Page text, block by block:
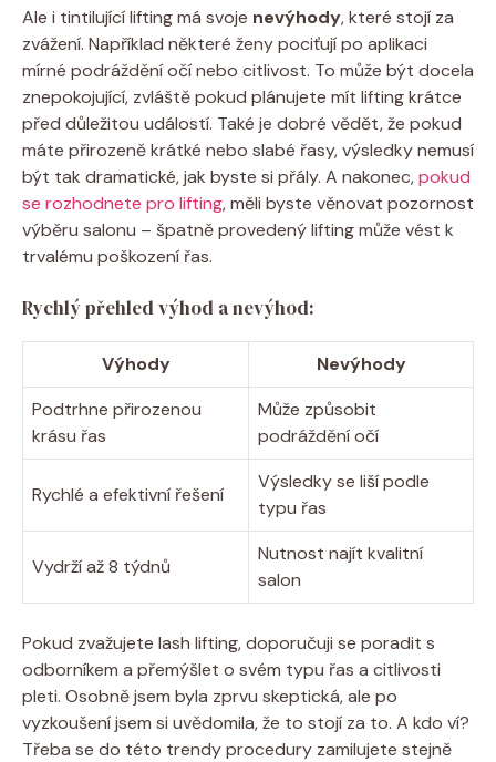
Ale i tintilující lifting má svoje nevýhody, které stojí za
zvážení. Například některé ženy pociťují po aplikaci
mírné podráždění očí nebo citlivost. To může být docela
znepokojující, zvláště pokud plánujete mít lifting krátce
před důležitou událostí. Také je dobré vědět, že pokud
máte přirozeně krátké nebo slabé řasy, výsledky nemusí
být tak dramatické, jak byste si přály. A nakonec,pokud
se rozhodnete pro lifting, měli byste věnovat pozornost
výběru salonu – špatně provedený lifting může vést k
trvalému poškození řas.
Rychlý přehled výhod a nevýhod:
Výhody
Nevýhody
Podtrhne přirozenou
krásu řas
Může způsobit
podráždění očí
Rychlé a efektivní řešení
Výsledky se liší podle
typu řas
Vydrží až 8 týdnů
Nutnost najít kvalitní
salon
Pokud zvažujete lash lifting, doporučuji se poradit s
odborníkem a přemýšlet o svém typu řas a citlivosti
pleti. Osobně jsem byla zprvu skeptická, ale po
vyzkoušení jsem si uvědomila, že to stojí za to. A kdo ví?
Třeba se do této trendy procedury zamilujete stejně